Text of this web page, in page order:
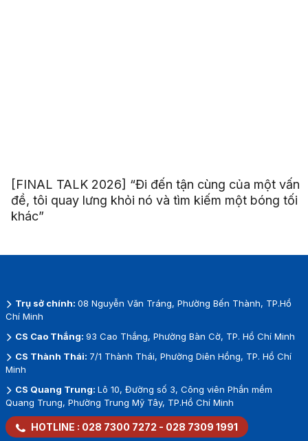
[FINAL TALK 2026] “Đi đến tận cùng của một vấn
đề, tôi quay lưng khỏi nó và tìm kiếm một bóng tối
khác”
Trụ sở chính: 08 Nguyễn Văn Tráng, Phường Bến Thành, TP.Hồ
Chí Minh
CS Cao Thắng: 93 Cao Thắng, Phường Bàn Cờ, TP. Hồ Chí Minh
CS Thành Thái: 7/1 Thành Thái, Phường Diên Hồng, TP. Hồ Chí
Minh
CS Quang Trung: Lô 10, Đường số 3, Công viên Phần mềm
Quang Trung, Phường Trung Mỹ Tây, TP.Hồ Chí Minh
HOTLINE : 028 7300 7272 - 028 7309 1991